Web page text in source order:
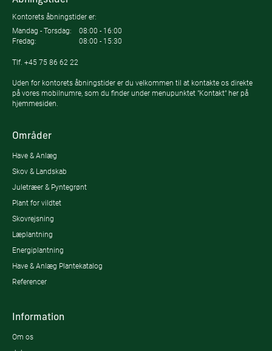
Kontorets åbningstider er:
Mandag - Torsdag:
08:00 - 16:00
Fredag:
08:00 - 15:30
Tlf. +45 75 86 62 22
Uden for kontorets åbningstider er du velkommen til at kontakte os direkte
på vores mobilnumre, som du finder under menupunktet "Kontakt" her på
hjemmesiden.
Områder
Have & Anlæg
Skov & Landskab
Juletræer & Pyntegrønt
Plant for vildtet
Skovrejsning
Læplantning
Energiplantning
Have & Anlæg Plantekatalog
Referencer
Information
Om os